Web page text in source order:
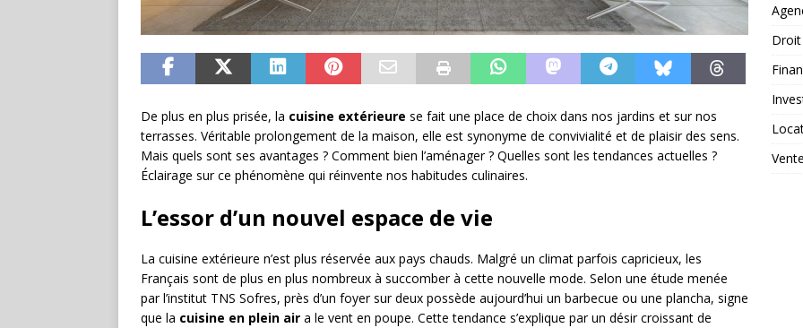
De plus en plus prisée, la cuisine extérieure se fait une place de choix dans nos jardins et sur nos
terrasses. Véritable prolongement de la maison, elle est synonyme de convivialité et de plaisir des sens.
Mais quels sont ses avantages ? Comment bien l’aménager ? Quelles sont les tendances actuelles ?
Éclairage sur ce phénomène qui réinvente nos habitudes culinaires.
L’essor d’un nouvel espace de vie
La cuisine extérieure n’est plus réservée aux pays chauds. Malgré un climat parfois capricieux, les
Français sont de plus en plus nombreux à succomber à cette nouvelle mode. Selon une étude menée
par l’institut TNS Sofres, près d’un foyer sur deux possède aujourd’hui un barbecue ou une plancha, signe
que la cuisine en plein air a le vent en poupe. Cette tendance s’explique par un désir croissant de
Droit
Vente